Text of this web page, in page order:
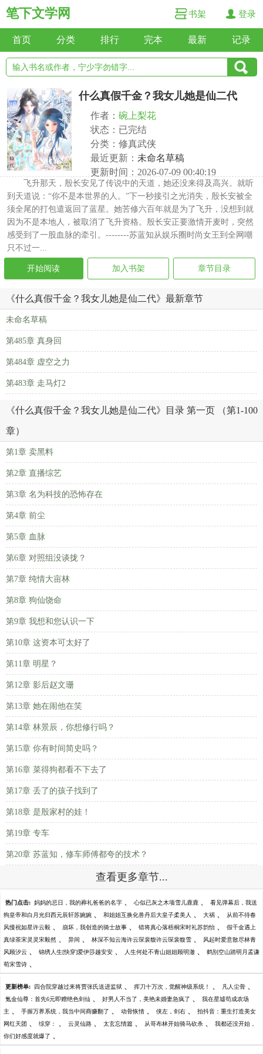
笔下文学网 书架 登录
首页 分类 排行 完本 最新 记录
什么真假千金？我女儿她是仙二代
作者： 碗上梨花
状态：已完结
分类：修真武侠
最近更新： 未命名草稿
更新时间：2026-07-09 00:40:19
飞升那天，殷长安见了传说中的天道，她还没来得及高兴。就听
到天道说：“你不是本世界的人。”下一秒接引之光消失，殷长安被全
须全尾的打包遣返回了蓝星。她苦修六百年就是为了飞升，没想到就
因为不是本地人，被取消了飞升资格。殷长安正要激情开麦时，突然
感受到了一股血脉的牵引。--------苏蓝知从娱乐圈时尚女王到全网嘲
只不过一...
开始阅读 加入书架 章节目录
《什么真假千金？我女儿她是仙二代》最新章节
未命名草稿
第485章 真身回
第484章 虚空之力
第483章 走马灯2
《什么真假千金？我女儿她是仙二代》目录 第一页 （第1-100
章）
第1章 卖黑料
第2章 直播综艺
第3章 名为科技的恐怖存在
第4章 前尘
第5章 血脉
第6章 对照组没谈拢？
第7章 纯情大亩林
第8章 狗仙饶命
第9章 我想和您认识一下
第10章 这资本可太好了
第11章 明星？
第12章 影后赵文珊
第13章 她在闹他在笑
第14章 林景辰，你想修行吗？
第15章 你有时间简史吗？
第16章 菜得狗都看不下去了
第17章 丢了的孩子找到了
第18章 是殷家村的娃！
第19章 专车
第20章 苏蓝知，修车师傅都夸的技术？
查看更多章节...
热门点击: 妈妈的忌日，我的葬礼爸爸的名字 、 心似已灰之木项雪儿鹿鹿 、 看见弹幕后，我送
狗皇帝和白月光归西元辰轩苏婉婉 、 和姐姐互换化兽丹后大皇子柔美人 、 大祸 、 从前不待春
风慢祝如星许云毅 、 崩坏，我创造的骑士故事 、 错将真心落梧桐宋时礼苏韵怡 、 假千金遇上
真绿茶宋灵灵宋毅然 、 异间 、 林深不知云海许云琛裴馥许云琛裴馥雪 、 风起时爱意散尽林青
风顾汐云 、 锦绣人生[快穿]爱伊莎越安安 、 人生何处不青山姐姐顾明澈 、 鹤别空山踏明月孟谦
荀宋雪诗 、
更新榜单: 四合院穿越过来将贾张氏送进监狱 、 挥刀十万次，觉醒神级系统！ 、 凡人尘骨 、
氪金仙尊：首先6元即赠绝色剑仙 、 好男人不当了，美艳未婚妻急疯了 、 我在星墟苟成农场
主 、 手握万界系统，我当中间商赚翻了 、 动骨恢情 、 侠左，剑右 、 拍抖音：重生打造美女
网红天团 、 综穿： 、 云灵仙路 、 太玄忘情篇 、 从哥布林开始骑马砍杀 、 我都还没开始，
你们好感度就爆了 、